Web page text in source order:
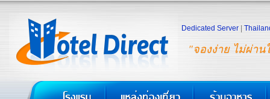
"จองง่าย ไม่ผ่าน
Dedicated Server